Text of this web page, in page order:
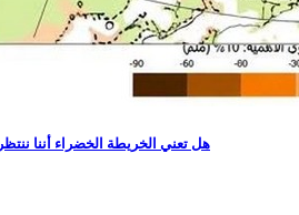
هل تعني الخريطة الخضراء أننا